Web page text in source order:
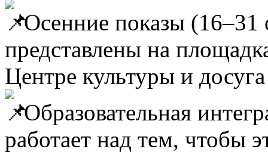
Осенние показы
представлены на
Центре культуры и
Образовательная
работает над тем, чтобы